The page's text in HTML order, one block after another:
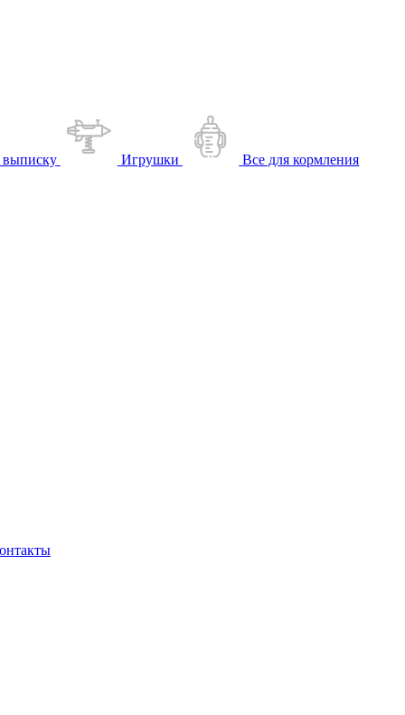
Игрушки Все для кормления